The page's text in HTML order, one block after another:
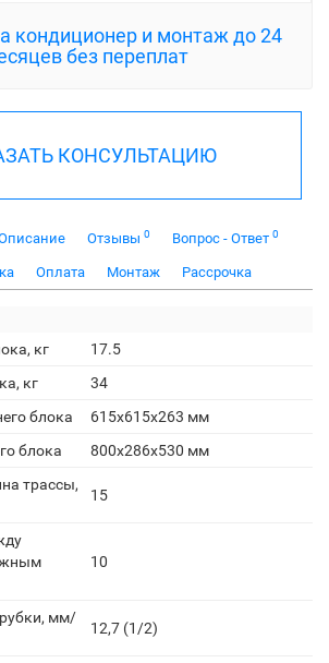
кондиционер и монтаж до 24
без переплат
КОНСУЛЬТАЦИЮ
Отзывы 0 Вопрос - Ответ 0
Оплата Монтаж Рассрочка
кг
17.5
кг
34
блока
615x615x263 мм
блока
800x286x530 мм
трассы,
15
10
мм/
12,7 (1/2)